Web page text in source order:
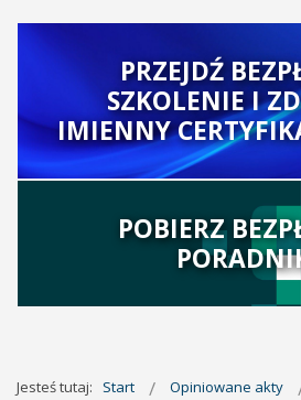
PRZEJDŹ
SZKOLENIE I
IMIENNY
POBIERZ
Jesteś tutaj: Start
Opiniowane akty